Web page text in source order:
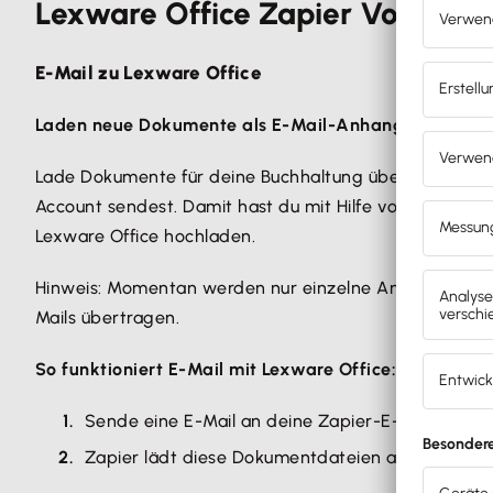
Wählen aus den fürLexware Office bereits
Oder erstelle einen eigenen Zap mit dem
Verbinde das gewünschte System (z.B.
Anschließend verbinde deinen Lexware Office
Bestätige die Autorisierungsanfrage, dass
Jetzt kannst du deinen ersten „Zap“ testen und
Lexware Office Zapier Vorlagen
E-Mail zu Lexware Office
Laden neue Dokumente als E-Mail-Anhang zu
Lade Dokumente für deine Buchhaltung über
Account sendest. Damit hast du mit Hilfe von E-Mail
Lexware Office hochladen.
Hinweis: Momentan werden nur einzelne Anhänge
Mails übertragen.
So funktioniert E-Mail mit Lexware Office:
Sende eine E-Mail an deine Zapier-E-Mail-
Zapier lädt diese Dokumentdateien automatisch